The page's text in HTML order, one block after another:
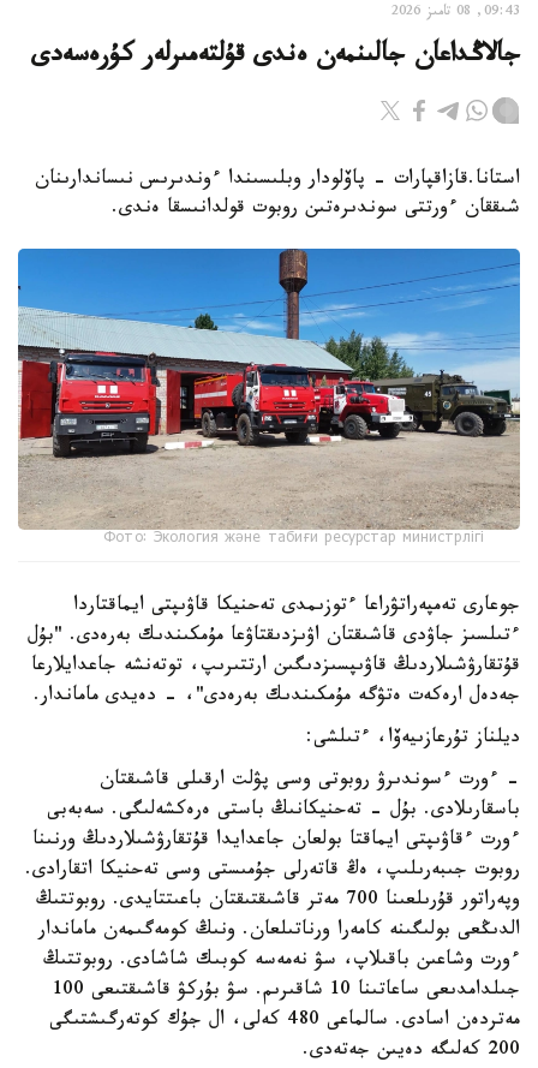
09:43, 08 تامىز 2026
جالاڭداعان جالىنمەن ەندى قۇلتەمىرلەر كۇرەسەدى
استانا.قازاقپارات - پاۆلودار وبلىسىندا ءوندىرىس نىساندارىنان
شىققان ءورتتى سوندىرەتىن روبوت قولدانىسقا ەندى.
Фото: Экология және табиғи ресурстар министрлігі
جوعارى تەمپەراتۋراعا ءتوزىمدى تەحنيكا قاۋىپتى ايماقتاردا
ءتىلسىز جاۋدى قاشىقتان اۋىزدىقتاۋعا مۇمكىندىك بەرەدى. "بۇل
قۇتقارۋشىلاردىڭ قاۋىپسىزدىگىن ارتتىرىپ، توتەنشە جاعدايلارعا
جەدەل ارەكەت ەتۋگە مۇمكىندىك بەرەدى"، - دەيدى ماماندار.
ديلناز تۇرعازىيەۆا، ءتىلشى:
- ءورت ءسوندىرۋ روبوتى وسى پۋلت ارقىلى قاشىقتان
باسقارىلادى. بۇل - تەحنيكانىڭ باستى ەرەكشەلىگى. سەبەبى
ءورت ءقاۋىپتى ايماقتا بولعان جاعدايدا قۇتقارۋشىلاردىڭ ورنىنا
روبوت جىبەرىلىپ، ەڭ قاتەرلى جۇمىستى وسى تەحنيكا اتقارادى.
وپەراتور قۇرىلعىنا 700 مەتر قاشىقتىقتان باعىتتايدى. روبوتتىڭ
الدىڭعى بولىگىنە كامەرا ورناتىلعان. ونىڭ كومەگىمەن ماماندار
ءورت وشاعىن باقىلاپ، سۋ نەمەسە كوبىك شاشادى. روبوتتىڭ
جىلدامدىعى ساعاتىنا 10 شاقىرىم. سۋ بۇركۋ قاشىقتىعى 100
مەتردەن اسادى. سالماعى 480 كەلى، ال جۇك كوتەرگىشتىگى
200 كەلىگە دەيىن جەتەدى.